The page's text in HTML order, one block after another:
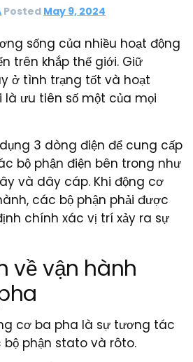
Posted May 9, 2024
sống của nhiều hoạt động
trên khắp thế giới. Giữ
ở tình trạng tốt và hoạt
là ưu tiên số một của mọi
3 dòng điện để cung cấp
bộ phận điện bên trong như
và dây cáp. Khi động cơ
các bộ phận phải được
chính xác vị trí xảy ra sự
về vận hành
cơ ba pha là sự tương tác
phận stato và rôto.